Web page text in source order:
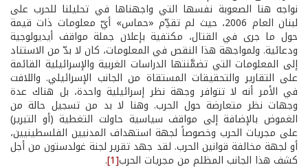
نواجه هنا الصعوبة نفسها التي واجهناها في تحليلنا للحرب على
لبنان العام 2006، حيث لم تقدِّم «حماس» أيّ معلومات ذات قيمة
حول ما جرى في القتال، مكتفية بإعلان جملة مواقف أيديولوجية
ودعائية. ولمواجهة هذا النقص في المعلومات، كان لا بدّ من الاستناد
إلى المعلومات التي تضمَّنتها الدراسات الغربية والإسرائيلية القائمة
على التقارير والتحقيقات المستقاة من الجانب الإسرائيلي. واللافت
في الأمر أنه لا تتوافر وجهة نظر إسرائيلية واحدة، بل هناك عدة
وجهات نظر متعارضة حول الحرب. وهنا لا بد من تسجيل حالة من
الغموض بالإضافة إلى مواقف سياسية حاولت التغطية (أو التبرير)
على مجريات الحرب وخصوصاً لجهة استهداف المدنيين الفلسطينيين،
أو لجهة مخالفة قوانين الحرب. لقد جهد تقرير لجنة غولدستون من أجل
كشف هذا الجانب المظلم من مجريات الحرب[1]
.